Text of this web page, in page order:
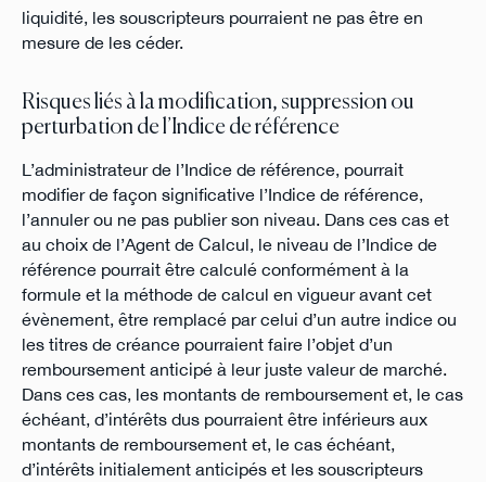
liquidité, les souscripteurs pourraient ne pas être en
mesure de les céder.
Risques liés à la modification, suppression ou
perturbation de l’Indice de référence
L’administrateur de l’Indice de référence, pourrait
modifier de façon significative l’Indice de référence,
l’annuler ou ne pas publier son niveau. Dans ces cas et
au choix de l’Agent de Calcul, le niveau de l’Indice de
référence pourrait être calculé conformément à la
formule et la méthode de calcul en vigueur avant cet
évènement, être remplacé par celui d’un autre indice ou
les titres de créance pourraient faire l’objet d’un
remboursement anticipé à leur juste valeur de marché.
Dans ces cas, les montants de remboursement et, le cas
échéant, d’intérêts dus pourraient être inférieurs aux
montants de remboursement et, le cas échéant,
d’intérêts initialement anticipés et les souscripteurs